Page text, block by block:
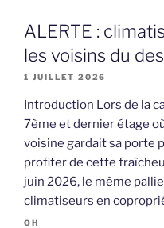
ALERTE :
les voisins du
1 JUILLET 2026
Introduction Lors de la
7ème et dernier étage
voisine gardait sa porte
profiter de cette
juin 2026, le même
climatiseurs en
OH